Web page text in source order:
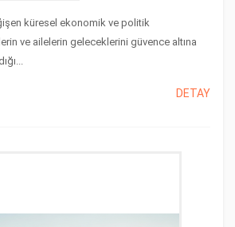
küresel ekonomik ve politik
ve ailelerin geleceklerini güvence altına
DETAY